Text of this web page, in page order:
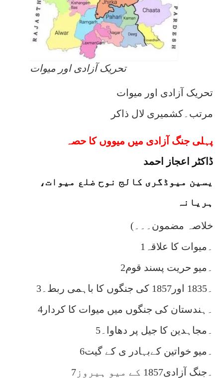
تحریک آزادی اور میوات
تحریک آزادی اور میوات
مرتب۔کشمیری لال ذاکر
پہلی جنگ آزادی میں میووں کا حصہ
ڈاکٹر اعجاز احمد
یسین میوڈگری کالج نوح ضلع میوات،
ہریانہ
(خلاصہ مضمون۔۔۔
1۔میوات کا علاقہ
2۔میو حریت پسند قوم
3۔1835 اور1857 کی جنگوں کا باہمی ربط۔
4۔ہندستان کی جنگوں میں میوات کا کردار
5۔مجاہدین کا جیل پر دھاوا۔
6۔میو خواتین کےبہادر ی کے گیت
7۔جنگ آزادی1857 کے میو ہیروز